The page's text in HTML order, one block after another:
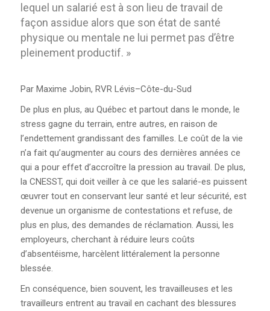
lequel un salarié est à son lieu de travail de
façon assidue alors que son état de santé
physique ou mentale ne lui permet pas d’être
pleinement productif. »
Par Maxime Jobin, RVR Lévis–Côte-du-Sud
De plus en plus, au Québec et partout dans le monde, le
stress gagne du terrain, entre autres, en raison de
l’endettement grandissant des familles. Le coût de la vie
n’a fait qu’augmenter au cours des dernières années ce
qui a pour effet d’accroître la pression au travail. De plus,
la CNESST, qui doit veiller à ce que les salarié-es puissent
œuvrer tout en conservant leur santé et leur sécurité, est
devenue un organisme de contestations et refuse, de
plus en plus, des demandes de réclamation. Aussi, les
employeurs, cherchant à réduire leurs coûts
d’absentéisme, harcèlent littéralement la personne
blessée.
En conséquence, bien souvent, les travailleuses et les
travailleurs entrent au travail en cachant des blessures
POLITIQUE DE
REMBOURSEMENT
FORMULAIRE
D’INSCRIPTION
INSTANCES
À PROPOS DES INSTANCES
COMITÉ EXÉCUTIF
CONSEIL SYNDICAL
ASSEMBLÉE GÉNÉRALE